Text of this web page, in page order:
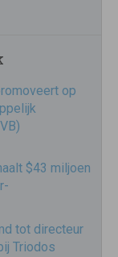
op
$43 miljoen
tot directeur
Triodos